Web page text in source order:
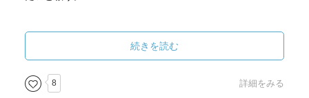
由人、野乃花、正子と一緒に、そんな場所を探しにいく旅
と言葉に窮するかも、と最近なんとなく感じていて、でも
今もし同じ質問をされたら窪美澄さんって答えると思う。
他の既刊の小説をもっと読みたい。
続きを読む
8 詳細をみる